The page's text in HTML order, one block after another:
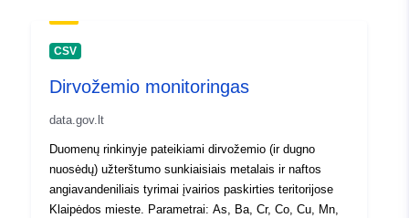
CSV
Dirvožemio monitoringas
data.gov.lt
Duomenų rinkinyje pateikiami dirvožemio (ir dugno
nuosėdų) užterštumo sunkiaisiais metalais ir naftos
angiavandeniliais tyrimai įvairios paskirties teritorijose
Klaipėdos mieste. Parametrai: As, Ba, Cr, Co, Cu, Mn,